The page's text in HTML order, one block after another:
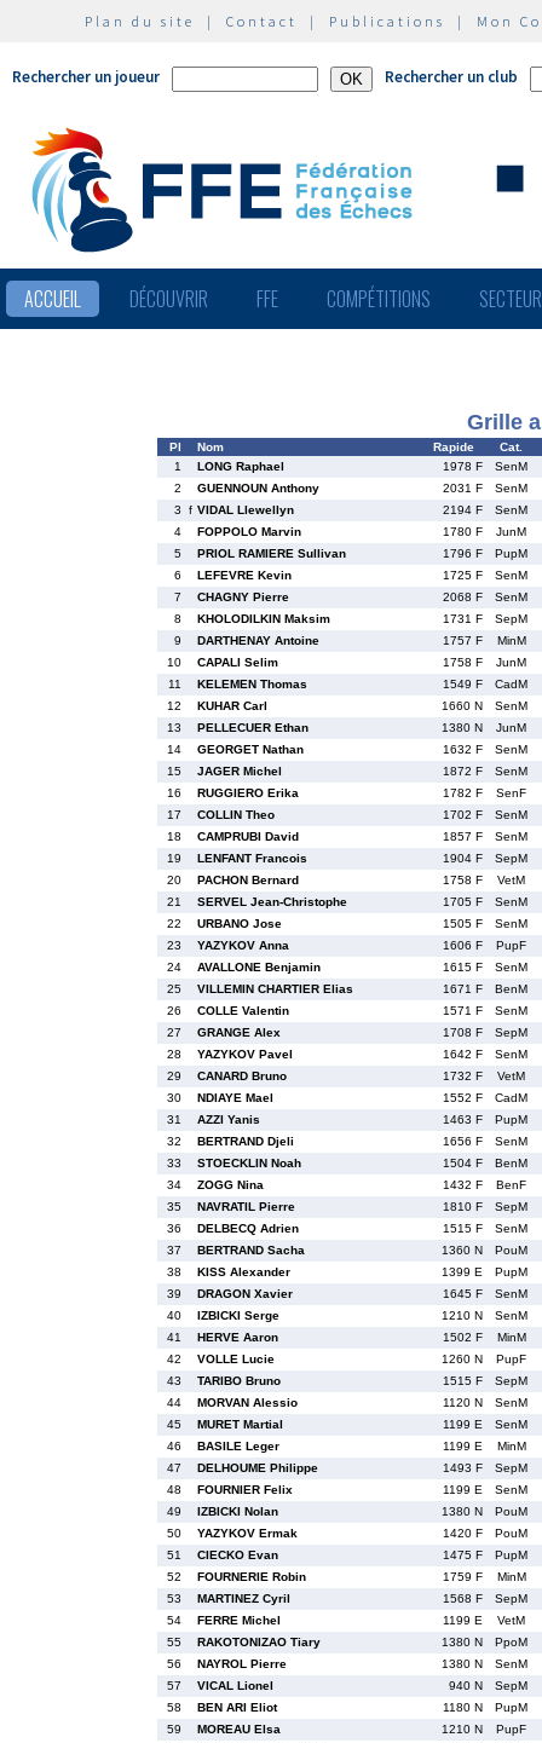
Plan du site | Contact | Publications | Mon
Rechercher un joueur Rechercher un club
ACCUEIL DÉCOUVRIR FFE COMPÉTITIONS
Grille
Pl Nom Rapide
Cat.
1
LONG Raphael 1978 F
SenM
2
GUENNOUN Anthony 2031 F
SenM
3
f VIDAL Llewellyn 2194 F
SenM
4
FOPPOLO Marvin 1780 F
JunM
5
PRIOL RAMIERE Sullivan 1796 F
PupM
6
LEFEVRE Kevin 1725 F
SenM
7
CHAGNY Pierre 2068 F
SenM
8
KHOLODILKIN Maksim 1731 F
SepM
9
DARTHENAY Antoine 1757 F
MinM
10
CAPALI Selim 1758 F
JunM
11
KELEMEN Thomas 1549 F
CadM
12
KUHAR Carl 1660 N
SenM
13
PELLECUER Ethan 1380 N
JunM
14
GEORGET Nathan 1632 F
SenM
15
JAGER Michel 1872 F
SenM
16
RUGGIERO Erika 1782 F
SenF
17
COLLIN Theo 1702 F
SenM
18
CAMPRUBI David 1857 F
SenM
19
LENFANT Francois 1904 F
SepM
20
PACHON Bernard 1758 F
VetM
21
SERVEL Jean-Christophe 1705 F
SenM
22
URBANO Jose 1505 F
SenM
23
YAZYKOV Anna 1606 F
PupF
24
AVALLONE Benjamin 1615 F
SenM
25
VILLEMIN CHARTIER Elias 1671 F
BenM
26
COLLE Valentin 1571 F
SenM
27
GRANGE Alex 1708 F
SepM
28
YAZYKOV Pavel 1642 F
SenM
29
CANARD Bruno 1732 F
VetM
30
NDIAYE Mael 1552 F
CadM
31
AZZI Yanis 1463 F
PupM
32
BERTRAND Djeli 1656 F
SenM
33
STOECKLIN Noah 1504 F
BenM
34
ZOGG Nina 1432 F
BenF
35
NAVRATIL Pierre 1810 F
SepM
36
DELBECQ Adrien 1515 F
SenM
37
BERTRAND Sacha 1360 N
PouM
38
KISS Alexander 1399 E
PupM
39
DRAGON Xavier 1645 F
SenM
40
IZBICKI Serge 1210 N
SenM
41
HERVE Aaron 1502 F
MinM
42
VOLLE Lucie 1260 N
PupF
43
TARIBO Bruno 1515 F
SepM
44
MORVAN Alessio 1120 N
SenM
45
MURET Martial 1199 E
SenM
46
BASILE Leger 1199 E
MinM
47
DELHOUME Philippe 1493 F
SepM
48
FOURNIER Felix 1199 E
SenM
49
IZBICKI Nolan 1380 N
PouM
50
YAZYKOV Ermak 1420 F
PouM
51
CIECKO Evan 1475 F
PupM
52
FOURNERIE Robin 1759 F
MinM
53
MARTINEZ Cyril 1568 F
SepM
54
FERRE Michel 1199 E
VetM
55
RAKOTONIZAO Tiary 1380 N
PpoM
56
NAYROL Pierre 1380 N
SenM
57
VICAL Lionel 940 N
SepM
58
BEN ARI Eliot 1180 N
PupM
59
MOREAU Elsa 1210 N
PupF